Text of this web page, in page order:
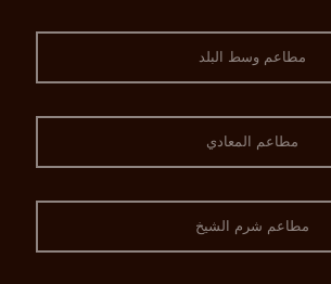
مطاعم وسط البلد
مطاعم المعادي
مطاعم شرم الشيخ